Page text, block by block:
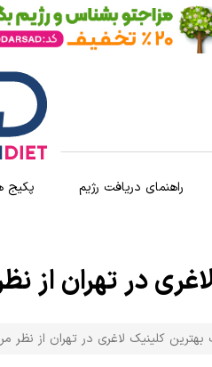
راهنمای دریافت رژیم پکیج
در تهران از
کلینیک لاغری در تهران از نظر